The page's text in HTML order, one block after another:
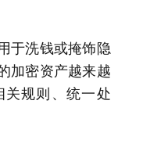
于洗钱或掩饰隐
加密资产越来越
关规则、统一处